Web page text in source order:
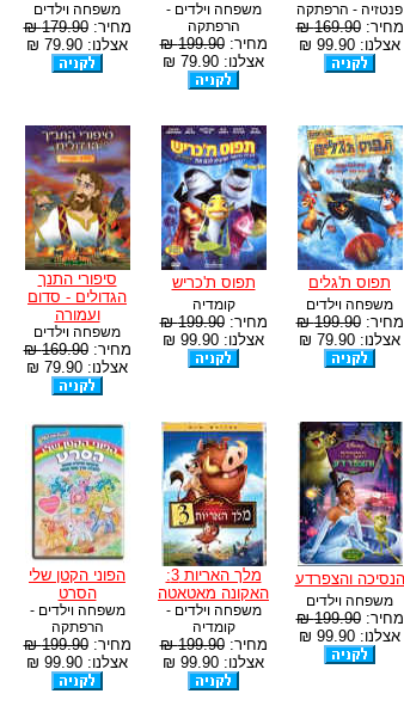
פנטזיה - הרפתקה
מחיר:169.90 ₪
אצלנו: 99.90 ₪
משפחה וילדים -
הרפתקה
מחיר:199.90 ₪
אצלנו: 79.90 ₪
משפחה וילדים
מחיר:179.90 ₪
אצלנו: 79.90 ₪
תפוס ת'גלים
משפחה וילדים
מחיר:199.90 ₪
אצלנו: 79.90 ₪
תפוס ת'כריש
קומדיה
מחיר:199.90 ₪
אצלנו: 99.90 ₪
סיפורי התנך
הגדולים - סדום
ועמורה
משפחה וילדים
מחיר:169.90 ₪
אצלנו: 79.90 ₪
הנסיכה והצפרדע
משפחה וילדים
מחיר:199.90 ₪
אצלנו: 99.90 ₪
מלך האריות 3:
האקונה מאטאטה
משפחה וילדים -
קומדיה
מחיר:199.90 ₪
אצלנו: 99.90 ₪
הפוני הקטן שלי
הסרט
משפחה וילדים -
הרפתקה
מחיר:199.90 ₪
אצלנו: 99.90 ₪